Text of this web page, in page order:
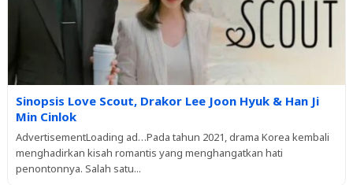
Sinopsis Love Scout, Drakor Lee Joon Hyuk & Han Ji
Min Cinlok
AdvertisementLoading ad…Pada tahun 2021, drama Korea kembali
menghadirkan kisah romantis yang menghangatkan hati
penontonnya. Salah satu...